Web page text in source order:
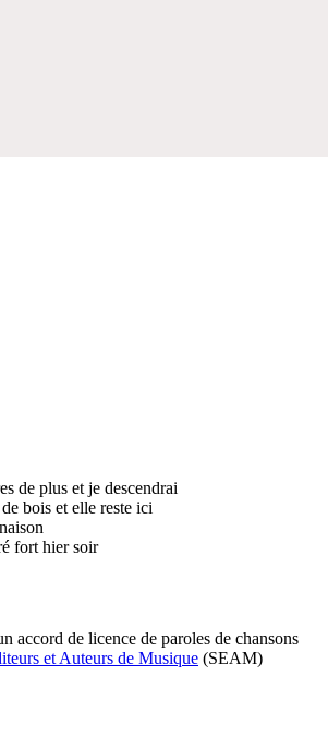
de plus et je descendrai
bois et elle reste ici
fort hier soir
accord de licence de paroles de chansons
et Auteurs de Musique (SEAM)